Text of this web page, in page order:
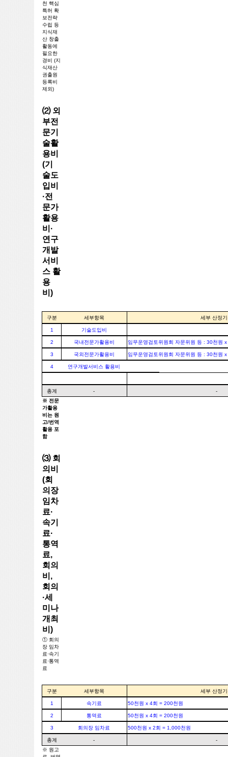
천 핵심
특허 확
보전략
수립 등
지식재
산 창출
활동에
필요한
경비 (지
식재산
권출원
등록비
제외)
⑵ 외
부전
문기
술활
용비
(기
술도
입비
·전
문가
활용
비·
연구
개발
서비
스 활
용
비)
구분 세부항목 세부 산정
1 기술도입비
2 국내전문가활용비 임무운영검토위원회 자문위원 등 : 30천원
3 국외전문가활용비 임무운영검토위원회 자문위원 등 : 30천원
4 연구개발서비스 활용비
총계 -
-
※ 전문
가활용
비는 원
고/번역
활용 포
함
⑶ 회
의비
(회
의장
임차
료·
속기
료·
통역
료,
회의
비,
회의
·세
미나
개최
비)
① 회의
장 임차
료·속기
료·통역
료
구분 세부항목 세부 산정
1 속기료 50천원 x 4회 = 200천원
2 통역료 50천원 x 4회 = 200천원
3 회의장 임차료 500천원 x 2회 = 1,000천원
총계 -
-
※ 원고